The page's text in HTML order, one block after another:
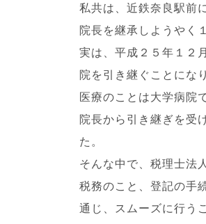
私共は、近鉄奈良駅前
院長を継承しようやく
実は、平成２５年１２
院を引き継ぐことにな
医療のことは大学病院
院長から引き継ぎを受
た。
そんな中で、税理士法
税務のこと、登記の手
通じ、スムーズに行う